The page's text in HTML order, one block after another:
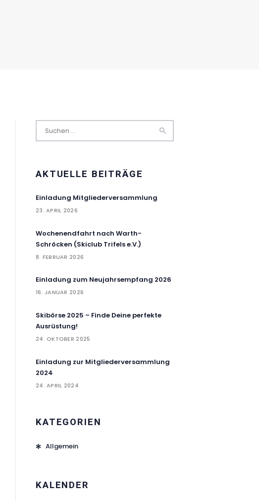
AKTUELLE BEITRÄGE
Einladung Mitgliederversammlung
23. APRIL 2026
Wochenendfahrt nach Warth-
Schröcken (Skiclub Trifels e.V.)
8. FEBRUAR 2026
Einladung zum Neujahrsempfang 2026
16. JANUAR 2026
Skibörse 2025 – Finde Deine perfekte
Ausrüstung!
24. OKTOBER 2025
Einladung zur Mitgliederversammlung
2024
24. APRIL 2024
KATEGORIEN
Allgemein
KALENDER